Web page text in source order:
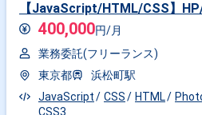
【JavaScript/HTML/CSS】
400,000円/月
業務委託(フリーランス)
東京都
浜松町駅
JavaScript
CSS HTML
CSS3